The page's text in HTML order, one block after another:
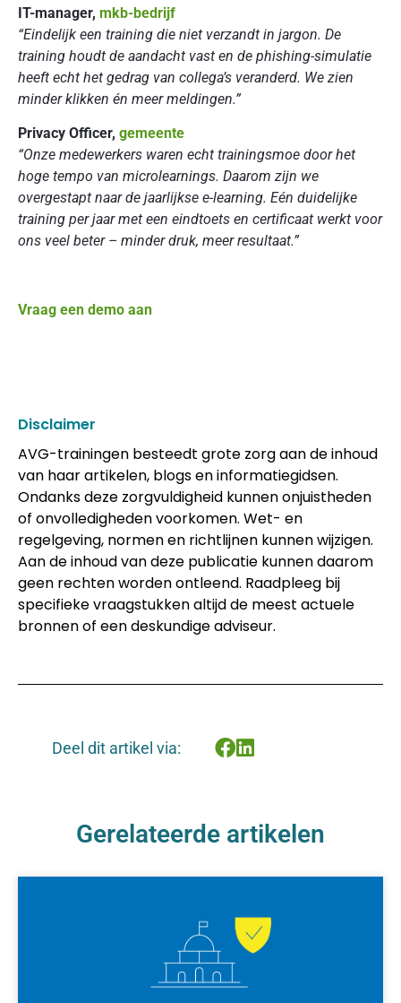
IT-manager, mkb-bedrijf
“Eindelijk een training die niet verzandt in jargon. De
training houdt de aandacht vast en de phishing-simulatie
heeft echt het gedrag van collega’s veranderd. We zien
minder klikken én meer meldingen.”
Privacy Officer, gemeente
“Onze medewerkers waren echt trainingsmoe door het
hoge tempo van microlearnings. Daarom zijn we
overgestapt naar de jaarlijkse e-learning. Eén duidelijke
training per jaar met een eindtoets en certificaat werkt voor
ons veel beter – minder druk, meer resultaat.”
Vraag een demo aan
Disclaimer
AVG-trainingen besteedt grote zorg aan de inhoud
van haar artikelen, blogs en informatiegidsen.
Ondanks deze zorgvuldigheid kunnen onjuistheden
of onvolledigheden voorkomen. Wet- en
regelgeving, normen en richtlijnen kunnen wijzigen.
Aan de inhoud van deze publicatie kunnen daarom
geen rechten worden ontleend. Raadpleeg bij
specifieke vraagstukken altijd de meest actuele
bronnen of een deskundige adviseur.
Deel dit artikel via:
Gerelateerde artikelen